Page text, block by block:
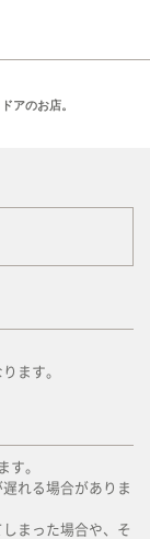
アのお店。
ます。
す。
れる場合がありま
まった場合や、そ